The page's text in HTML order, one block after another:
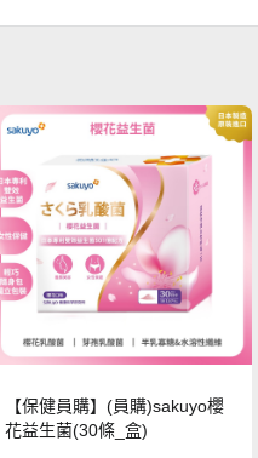
【保健員購】(員購)sakuyo櫻
花益生菌(30條_盒)